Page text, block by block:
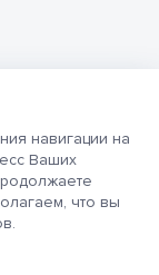
навигации на
Ваших
что вы